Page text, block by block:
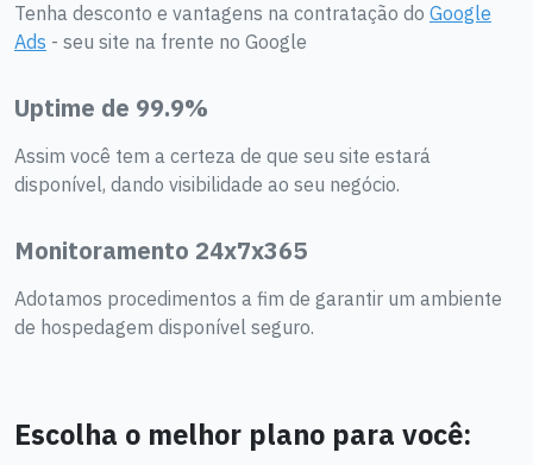
Tenha desconto e vantagens na contratação do Google
Ads - seu site na frente no Google
Uptime de 99.9%
Assim você tem a certeza de que seu site estará
disponível, dando visibilidade ao seu negócio.
Monitoramento 24x7x365
Adotamos procedimentos a fim de garantir um ambiente
de hospedagem disponível seguro.
Escolha o melhor plano para você: